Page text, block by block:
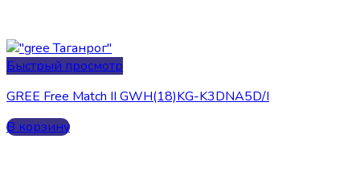
Быстрый просмотр
GREE Free Match II GWH(18)KG-K3DNA5D/I
В корзину